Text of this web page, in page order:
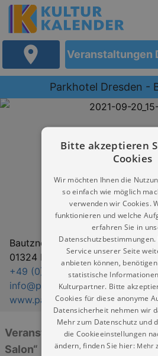
Veranstaltungen
Parkhotel Dresden -
Bautzner Landstrasse 7
01324 Dresden
+49 (0) 351 - 2
info@parkhotel-dresden.de
www.parkhotel-dresden.de
Veranstaltungen: „Parkhotel
Salon“
Bitte akzeptieren
Cookies
Wir möchten Ihnen die
so einfach wie möglich
verwenden wir Cookies.
funktionieren und welche
erfahren Sie in
Service unserer Seite
anbieten können,
statistische
Kulturpartner. Bitte
Cookies für diese anonyme
Datensicherheit nehmen wir
Mehr zum Datenschutz und
die Cookieeinstellungen
ändern, finden Sie hier: Mehr